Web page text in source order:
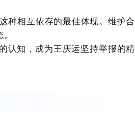
种相互依存的最佳体现。维护合
认知，成为王庆运坚持举报的精